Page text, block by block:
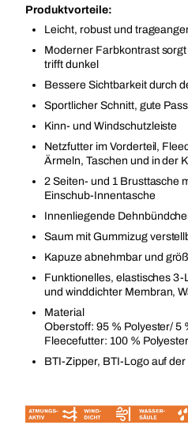
Produktvorteile:
Leicht, robust und
Moderner Farbkontrast sorgt
trifft dunkel
Bessere Sichtbarkeit durch
Sportlicher Schnitt, gute
Kinn- und Windschutzleiste
Netzfutter im Vorderteil,
Ärmeln, Taschen und in der
2 Seiten- und 1 Brusttasche
Einschub-Innentasche
Innenliegende
Saum mit Gummizug
Kapuze abnehmbar und
Funktionelles, elastisches
und winddichter Membran,
Material
Oberstoff: 95 % Polyester/ 5
Fleecefutter: 100 % Polyester
BTI-Zipper, BTI-Logo auf